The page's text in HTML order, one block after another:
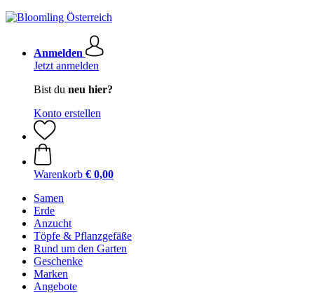
Anmelden
Jetzt anmelden
Bist du neu hier?
Konto erstellen
Warenkorb € 0,00
Samen
Erde
Anzucht
Töpfe & Pflanzgefäße
Rund um den Garten
Geschenke
Marken
Angebote